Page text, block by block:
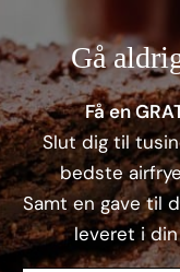
Gå
Få en
Slut dig til
bedste
Samt en gave til
leveret i